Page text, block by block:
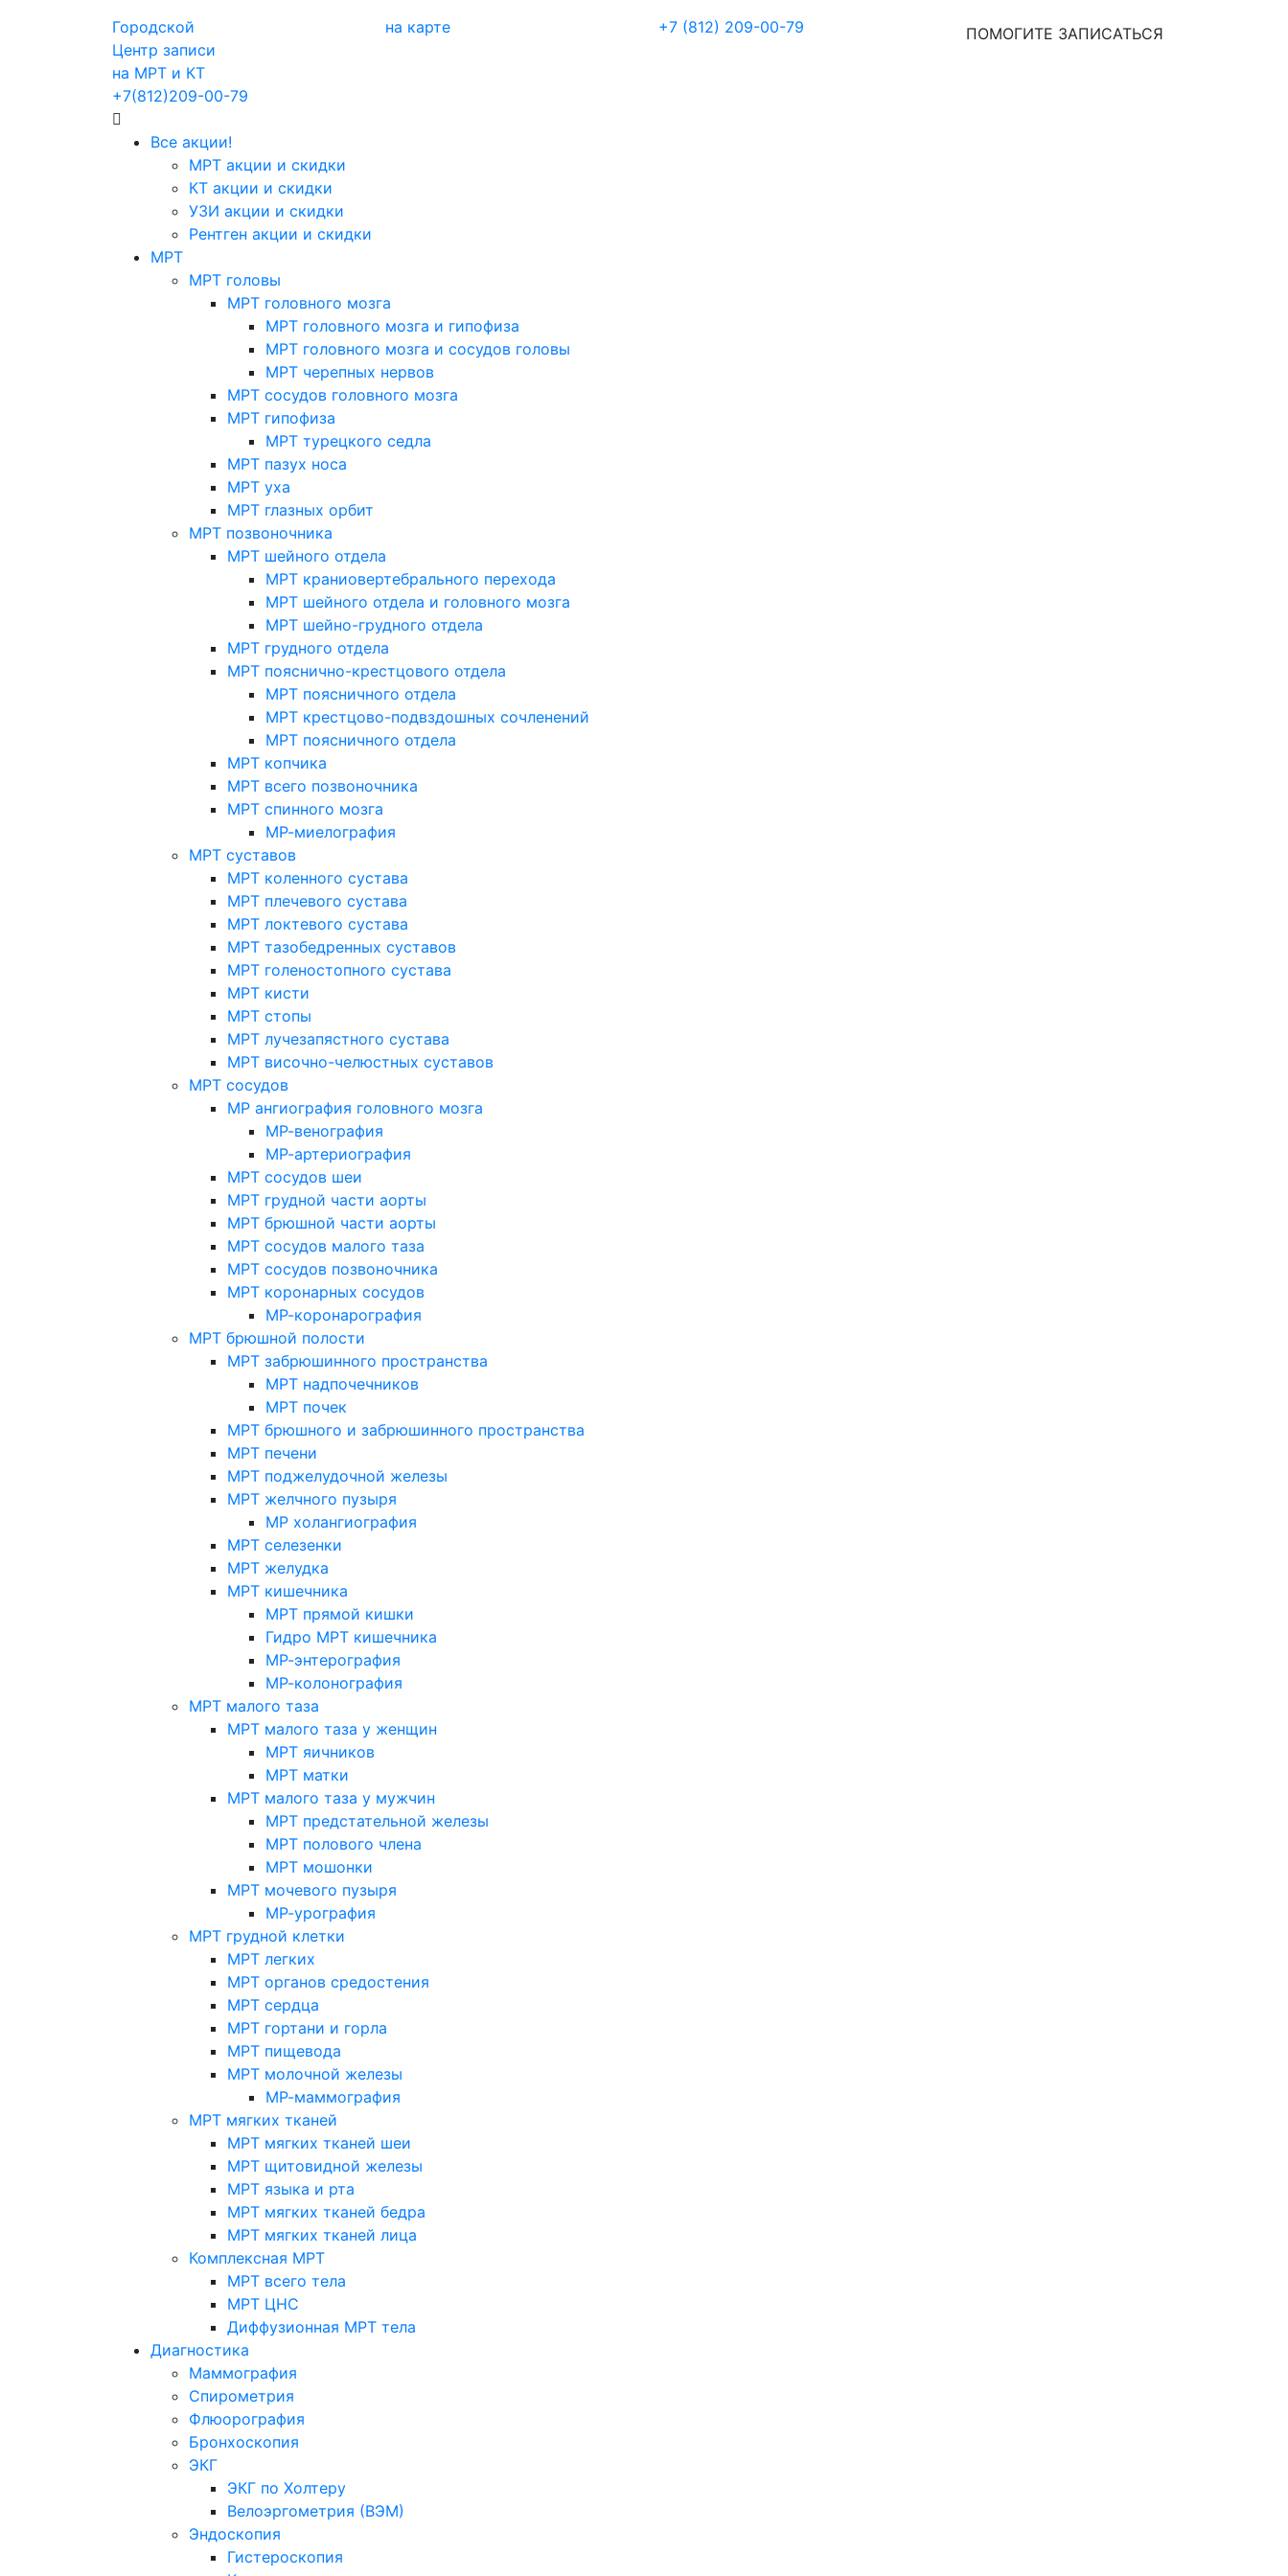
Городской
Центр записи
на МРТ и КТ
+7(812)209-00-79
на карте +7 (812) 209-00-79 ПОМОГИТЕ ЗАПИСАТЬСЯ
Все акции!
МРТ акции и скидки
КТ акции и скидки
УЗИ акции и скидки
Рентген акции и скидки
МРТ
МРТ головы
МРТ головного мозга
МРТ головного мозга и гипофиза
МРТ головного мозга и сосудов головы
МРТ черепных нервов
МРТ сосудов головного мозга
МРТ гипофиза
МРТ турецкого седла
МРТ пазух носа
МРТ уха
МРТ глазных орбит
МРТ позвоночника
МРТ шейного отдела
МРТ краниовертебрального перехода
МРТ шейного отдела и головного мозга
МРТ шейно-грудного отдела
МРТ грудного отдела
МРТ пояснично-крестцового отдела
МРТ поясничного отдела
МРТ крестцово-подвздошных сочленений
МРТ поясничного отдела
МРТ копчика
МРТ всего позвоночника
МРТ спинного мозга
МР-миелография
МРТ суставов
МРТ коленного сустава
МРТ плечевого сустава
МРТ локтевого сустава
МРТ тазобедренных суставов
МРТ голеностопного сустава
МРТ кисти
МРТ стопы
МРТ лучезапястного сустава
МРТ височно-челюстных суставов
МРТ сосудов
МР ангиография головного мозга
МР-венография
МР-артериография
МРТ сосудов шеи
МРТ грудной части аорты
МРТ брюшной части аорты
МРТ сосудов малого таза
МРТ сосудов позвоночника
МРТ коронарных сосудов
МР-коронарография
МРТ брюшной полости
МРТ забрюшинного пространства
МРТ надпочечников
МРТ почек
МРТ брюшного и забрюшинного пространства
МРТ печени
МРТ поджелудочной железы
МРТ желчного пузыря
МР холангиография
МРТ селезенки
МРТ желудка
МРТ кишечника
МРТ прямой кишки
Гидро МРТ кишечника
МР-энтерография
МР-колонография
МРТ малого таза
МРТ малого таза у женщин
МРТ яичников
МРТ матки
МРТ малого таза у мужчин
МРТ предстательной железы
МРТ полового члена
МРТ мошонки
МРТ мочевого пузыря
МР-урография
МРТ грудной клетки
МРТ легких
МРТ органов средостения
МРТ сердца
МРТ гортани и горла
МРТ пищевода
МРТ молочной железы
МР-маммография
МРТ мягких тканей
МРТ мягких тканей шеи
МРТ щитовидной железы
МРТ языка и рта
МРТ мягких тканей бедра
МРТ мягких тканей лица
Комплексная МРТ
МРТ всего тела
МРТ ЦНС
Диффузионная МРТ тела
Диагностика
Маммография
Спирометрия
Флюорография
Бронхоскопия
ЭКГ
ЭКГ по Холтеру
Велоэргометрия (ВЭМ)
Эндоскопия
Гистероскопия